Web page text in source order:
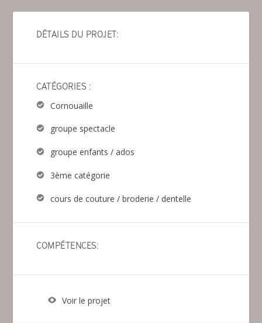
DÉTAILS DU PROJET:
CATÉGORIES :
Cornouaille
groupe spectacle
groupe enfants / ados
3ème catégorie
cours de couture / broderie / dentelle
COMPÉTENCES:
Voir le projet